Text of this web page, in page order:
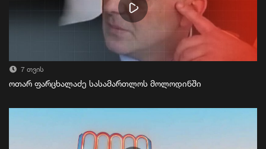
7 თვის
ოთარ ფარცხალაძე სასამართლოს მოლოდინში